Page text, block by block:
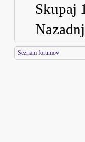
Skupaj
Seznam forumov